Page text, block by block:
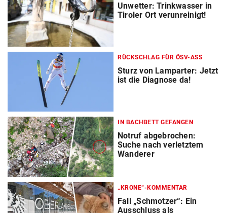
Unwetter: Trinkwasser in
Tiroler Ort verunreinigt!
RÜCKSCHLAG FÜR ÖSV-ASS
Sturz von Lamparter: Jetzt
ist die Diagnose da!
IN BACHBETT GEFANGEN
Notruf abgebrochen:
Suche nach verletztem
Wanderer
„KRONE“-KOMMENTAR
Fall „Schmotzer“: Ein
Ausschluss als